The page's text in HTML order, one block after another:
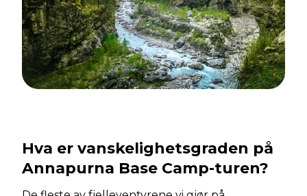
Hva er vanskelighetsgraden på
Annapurna Base Camp-turen?